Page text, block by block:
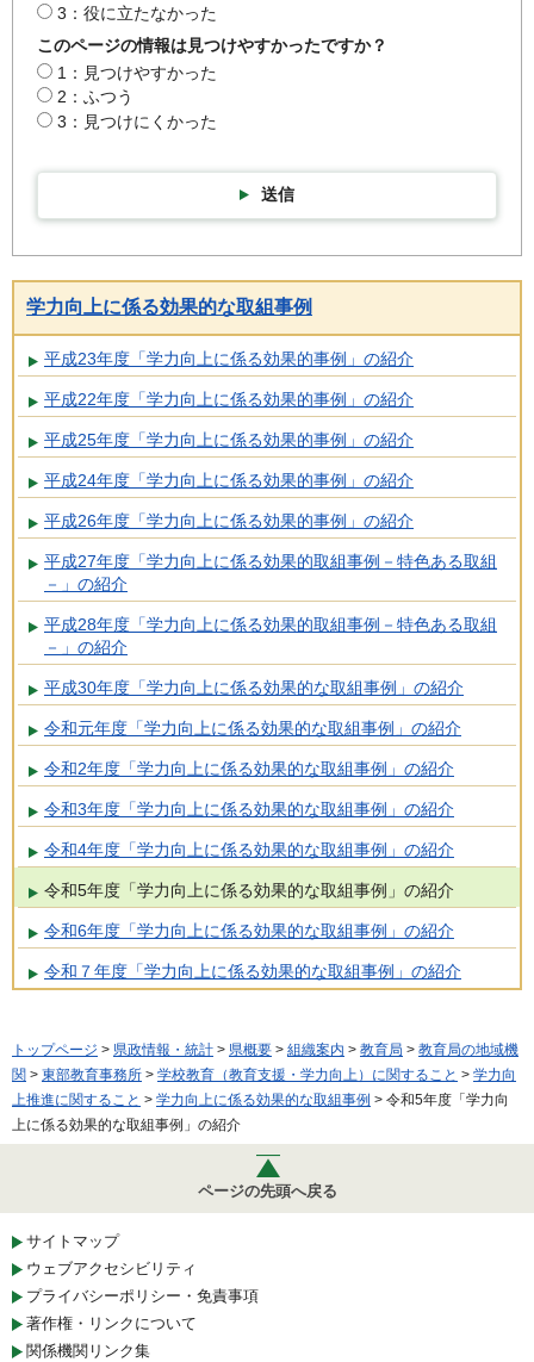
3：役に立たなかった
このページの情報は見つけやすかったですか？
1：見つけやすかった
2：ふつう
3：見つけにくかった
送信
学力向上に係る効果的な取組事例
平成23年度「学力向上に係る効果的事例」の紹介
平成22年度「学力向上に係る効果的事例」の紹介
平成25年度「学力向上に係る効果的事例」の紹介
平成24年度「学力向上に係る効果的事例」の紹介
平成26年度「学力向上に係る効果的事例」の紹介
平成27年度「学力向上に係る効果的取組事例－特色ある取組
－」の紹介
平成28年度「学力向上に係る効果的取組事例－特色ある取組
－」の紹介
平成30年度「学力向上に係る効果的な取組事例」の紹介
令和元年度「学力向上に係る効果的な取組事例」の紹介
令和2年度「学力向上に係る効果的な取組事例」の紹介
令和3年度「学力向上に係る効果的な取組事例」の紹介
令和4年度「学力向上に係る効果的な取組事例」の紹介
令和5年度「学力向上に係る効果的な取組事例」の紹介
令和6年度「学力向上に係る効果的な取組事例」の紹介
令和７年度「学力向上に係る効果的な取組事例」の紹介
トップページ > 県政情報・統計 > 県概要 > 組織案内 > 教育局 > 教育局の地域機
関 > 東部教育事務所 > 学校教育（教育支援・学力向上）に関すること > 学力向
上推進に関すること > 学力向上に係る効果的な取組事例 > 令和5年度「学力向
上に係る効果的な取組事例」の紹介
ページの先頭へ戻る
サイトマップ
ウェブアクセシビリティ
プライバシーポリシー・免責事項
著作権・リンクについて
関係機関リンク集